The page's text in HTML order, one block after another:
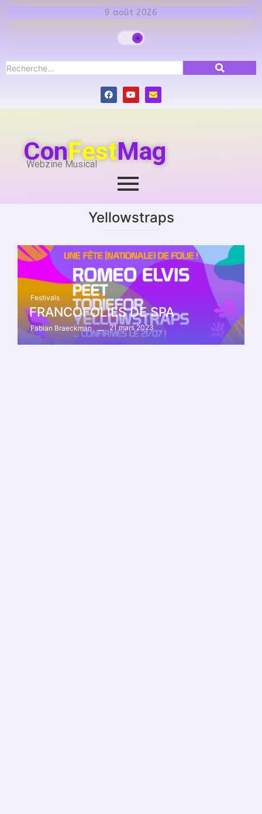
9 août 2026
ConFestMag
Webzine Musical
Yellowstraps
Festivals
FRANCOFOLIES DE SPA
Fabian Braeckman 21 mars 2023